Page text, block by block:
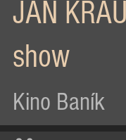
JAN
show
Kino Baník